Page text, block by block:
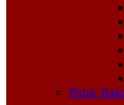
Pirinç